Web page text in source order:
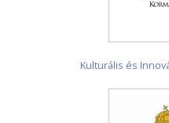
Kulturális és